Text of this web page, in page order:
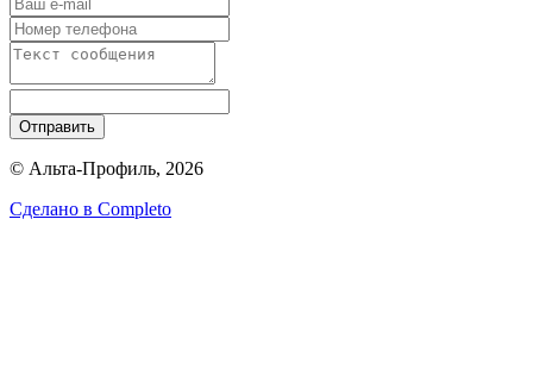
Отправить
© Альта-Профиль, 2026
Сделано в Completo